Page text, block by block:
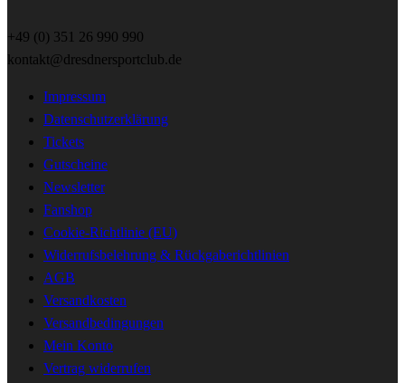
+49 (0) 351 26 990 990
kontakt@dresdnersportclub.de
Impressum
Datenschutzerklärung
Tickets
Gutscheine
Newsletter
Fanshop
Cookie-Richtlinie (EU)
Widerrufsbelehrung & Rückgaberichtlinien
AGB
Versandkosten
Versandbedingungen
Mein Konto
Vertrag widerrufen